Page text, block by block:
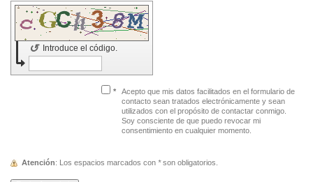
Introduce el código.
↺
*
Acepto que mis datos facilitados en el formulario de
contacto sean tratados electrónicamente y sean
utilizados con el propósito de contactar conmigo.
Soy consciente de que puedo revocar mi
consentimiento en cualquier momento.
Atención : Los espacios marcados con *son obligatorios.